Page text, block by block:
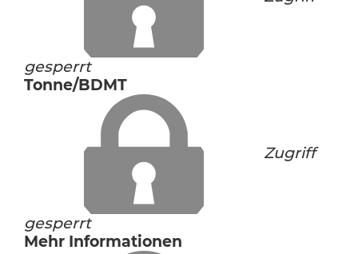
gesperrt
Tonne/BDMT
Zugriff
gesperrt
Mehr Informationen